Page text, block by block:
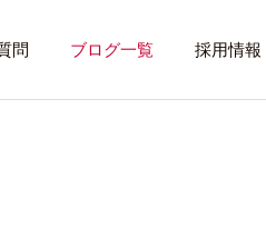
問 ブログ一覧 採用情報